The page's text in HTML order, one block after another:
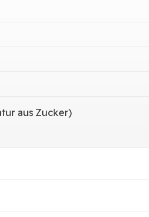
aus Zucker)